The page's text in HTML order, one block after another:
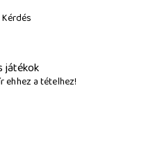
Kérdés
játékok
ehhez a tételhez!